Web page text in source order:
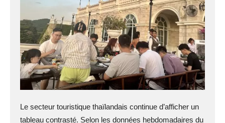
Le secteur touristique thaïlandais continue d’afficher un
tableau contrasté. Selon les données hebdomadaires du